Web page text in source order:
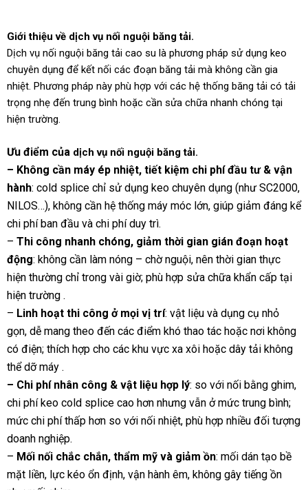
Giới thiệu về dịch vụ nối nguội băng tải.
Dịch vụ nối nguội băng tải cao su là phương pháp sử dụng keo
chuyên dụng để kết nối các đoạn băng tải mà không cần gia
nhiệt. Phương pháp này phù hợp với các hệ thống băng tải có tải
trọng nhẹ đến trung bình hoặc cần sửa chữa nhanh chóng tại
hiện trường.
Ưu điểm của dịch vụ nối nguội băng tải.
– Không cần máy ép nhiệt, tiết kiệm chi phí đầu tư & vận
hành: cold splice chỉ sử dụng keo chuyên dụng (như SC2000,
NILOS…), không cần hệ thống máy móc lớn, giúp giảm đáng kể
chi phí ban đầu và chi phí duy trì.
– Thi công nhanh chóng, giảm thời gian gián đoạn hoạt
động: không cần làm nóng – chờ nguội, nên thời gian thực
hiện thường chỉ trong vài giờ; phù hợp sửa chữa khẩn cấp tại
hiện trường .
– Linh hoạt thi công ở mọi vị trí: vật liệu và dụng cụ nhỏ
gọn, dễ mang theo đến các điểm khó thao tác hoặc nơi không
có điện; thích hợp cho các khu vực xa xôi hoặc dây tải không
thể dỡ máy .
– Chi phí nhân công & vật liệu hợp lý: so với nối bằng ghim,
chi phí keo cold splice cao hơn nhưng vẫn ở mức trung bình;
mức chi phí thấp hơn so với nối nhiệt, phù hợp nhiều đối tượng
doanh nghiệp.
– Mối nối chắc chắn, thẩm mỹ và giảm ồn: mối dán tạo bề
mặt liền, lực kéo ổn định, vận hành êm, không gây tiếng ồn